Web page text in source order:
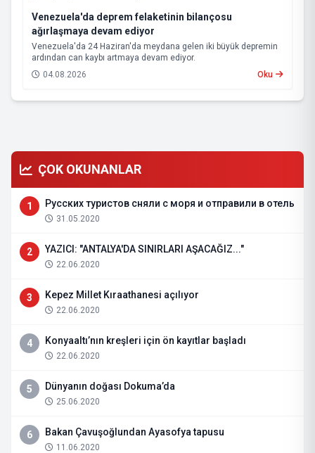
Venezuela'da deprem felaketinin bilançosu
ağırlaşmaya devam ediyor
Venezuela'da 24 Haziran'da meydana gelen iki büyük depremin
ardından can kaybı artmaya devam ediyor.
04.08.2026
Oku
ÇOK OKUNANLAR
1 Русских туристов сняли с моря и отправили в отель
31.05.2020
2 YAZICI: "ANTALYA'DA SINIRLARI AŞACAĞIZ..."
22.06.2020
3 Kepez Millet Kıraathanesi açılıyor
22.06.2020
4 Konyaaltı’nın kreşleri için ön kayıtlar başladı
22.06.2020
5 Dünyanın doğası Dokuma’da
25.06.2020
6 Bakan Çavuşoğlundan Ayasofya tapusu
11.06.2020